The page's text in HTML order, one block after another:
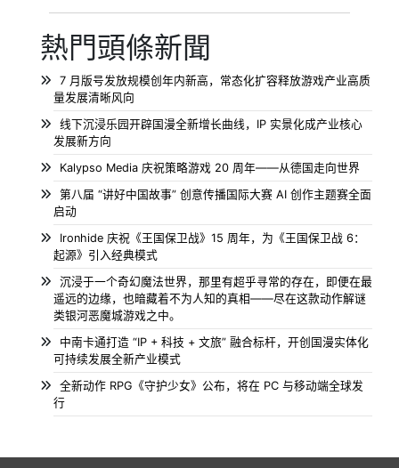
熱門頭條新聞
7 月版号发放规模创年内新高，常态化扩容释放游戏产业高质
量发展清晰风向
线下沉浸乐园开辟国漫全新增长曲线，IP 实景化成产业核心
发展新方向
Kalypso Media 庆祝策略游戏 20 周年——从德国走向世界
第八届 “讲好中国故事” 创意传播国际大赛 AI 创作主题赛全面
启动
Ironhide 庆祝《王国保卫战》15 周年，为《王国保卫战 6：
起源》引入经典模式
沉浸于一个奇幻魔法世界，那里有超乎寻常的存在，即便在最
遥远的边缘，也暗藏着不为人知的真相——尽在这款动作解谜
类银河恶魔城游戏之中。
中南卡通打造 “IP + 科技 + 文旅” 融合标杆，开创国漫实体化
可持续发展全新产业模式
全新动作 RPG《守护少女》公布，将在 PC 与移动端全球发
行